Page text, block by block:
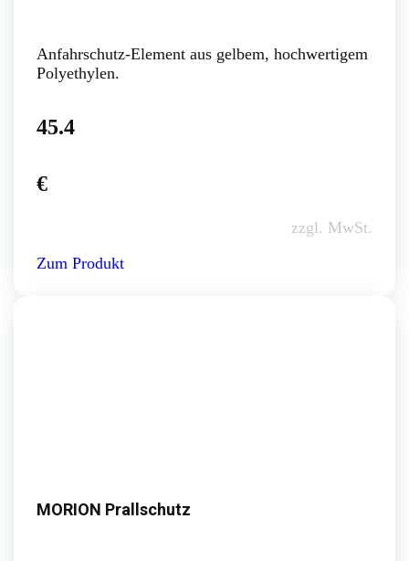
Anfahrschutz-Element aus gelbem, hochwertigem
Polyethylen.
45.4
€
zzgl. MwSt.
Zum Produkt
MORION Prallschutz